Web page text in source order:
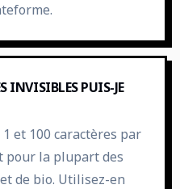
INVISIBLES PUIS-JE
et 100 caractères par
pour la plupart des
de bio. Utilisez-en